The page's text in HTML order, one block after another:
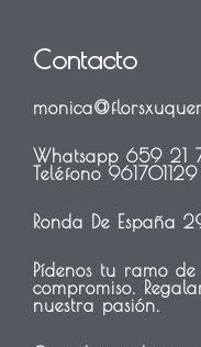
Contacto
Whatsapp 659
Teléfono 961701129
Ronda De España
Pídenos tu ramo
compromiso.
nuestra pasión.